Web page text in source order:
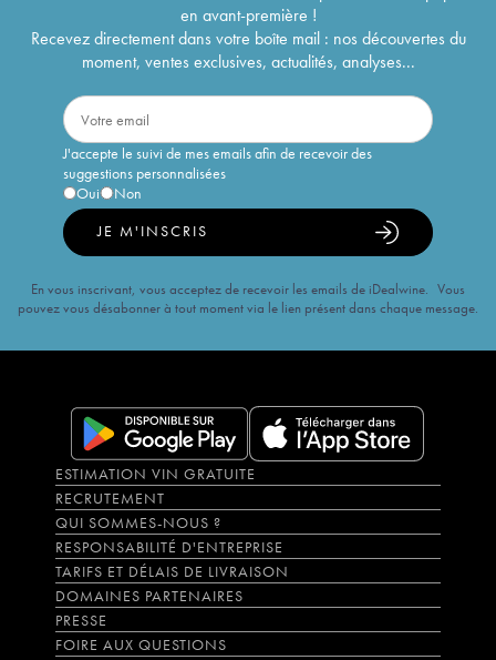
en avant-première !
Recevez directement dans votre boîte mail : nos découvertes du
moment, ventes exclusives, actualités, analyses...
J'accepte le suivi de mes emails afin de recevoir des
suggestions personnalisées
Oui
Non
JE M'INSCRIS
En vous inscrivant, vous acceptez de recevoir les emails de iDealwine. Vous
pouvez vous désabonner à tout moment via le lien présent dans chaque message.
ESTIMATION VIN GRATUITE
RECRUTEMENT
QUI SOMMES-NOUS ?
RESPONSABILITÉ D'ENTREPRISE
TARIFS ET DÉLAIS DE LIVRAISON
DOMAINES PARTENAIRES
PRESSE
FOIRE AUX QUESTIONS